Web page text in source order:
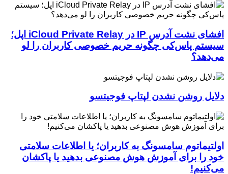
افشای نشت آدرس IP در iCloud Private Relay اپل؛
سیستم پاس‌کی چگونه حریم خصوصی کاربران را لو
می‌دهد؟
دلایل روشن نشدن لپتاپ فوجیتسو
اولتیماتوم سامسونگ به کاربران؛ یا اطلاعات سلامتی
خود را برای آموزش هوش مصنوعی بدهید یا پاکشان
می‌کنیم!